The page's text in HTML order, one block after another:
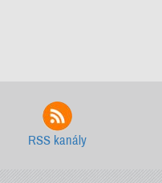
RSS kanály